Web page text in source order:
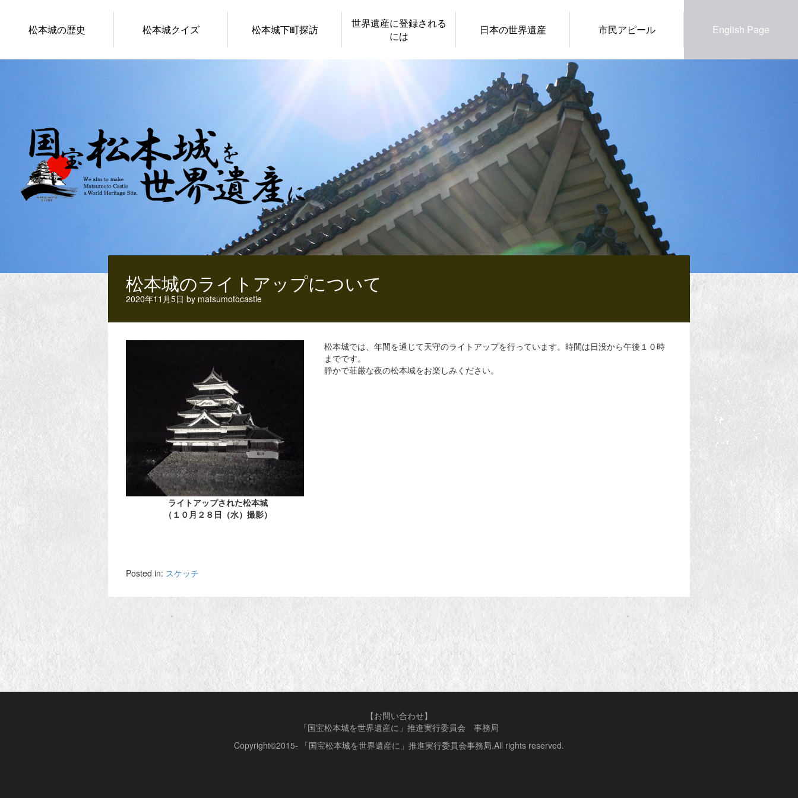
松本城の歴史 松本城クイズ 松本城下町探訪
世界遺産に登録される
には
日本の世界遺産 市民アピール English Page
松本城のライトアップについて
2020年11月5日 by matsumotocastle
ライトアップされた松本城
（１０月２８日（水）撮影）
松本城では、年間を通じて天守のライトアップを行っています。時間は日没から午後１０時
までです。
静かで荘厳な夜の松本城をお楽しみください。
Posted in: スケッチ
【お問い合わせ】
「国宝松本城を世界遺産に」推進実行委員会 事務局
Copyright©2015- 「国宝松本城を世界遺産に」推進実行委員会事務局.All rights reserved.